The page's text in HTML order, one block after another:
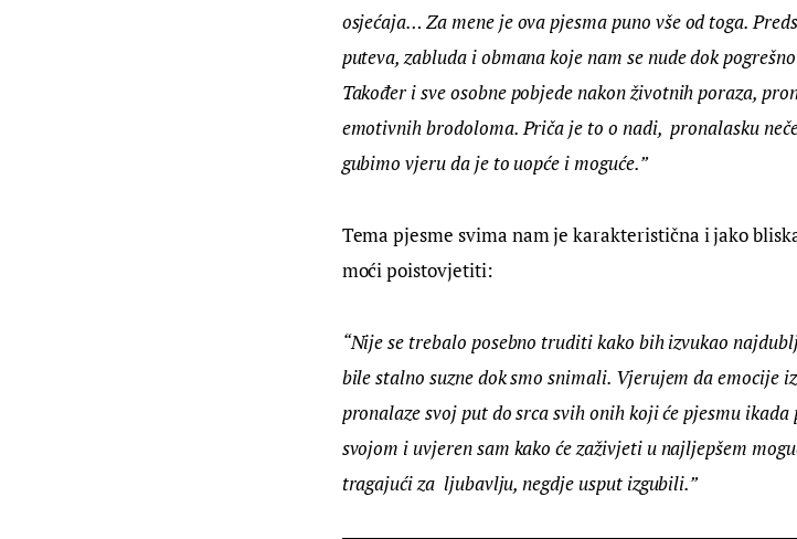
osjećaja… Za mene je ova pjesma puno vše od toga.
puteva, zabluda i obmana koje nam se nude dok
Također i sve osobne pobjede nakon životnih poraza,
emotivnih brodoloma. Priča je to o nadi,  pronalasku
gubimo vjeru da je to uopće i moguće.”
Tema pjesme svima nam je karakteristična i jako
moći poistovjetiti:
“Nije se trebalo posebno truditi kako bih izvukao
bile stalno suzne dok smo snimali. Vjerujem da emocije
pronalaze svoj put do srca svih onih koji će pjesmu
svojom i uvjeren sam kako će zaživjeti u najljepšem
tragajući za  ljubavlju, negdje usput izgubili.”